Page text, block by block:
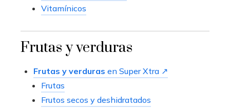
Vitamínicos
Frutas y verduras
Frutas y verduras en Super Xtra ↗
Frutas
Frutos secos y deshidratados